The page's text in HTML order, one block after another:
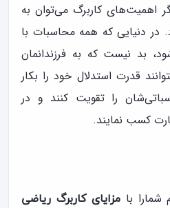
اهمیت‌های کاربرگ می‌توان به
در دنیایی که همه محاسبات با
بد نیست که به فرزندانمان
قدرت استدلال خود را بکار
را تقویت کنند و در
کسب نمایند.
بامزایای کاربرگ ریاضی